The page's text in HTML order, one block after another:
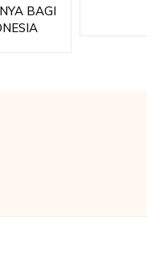
BAGI